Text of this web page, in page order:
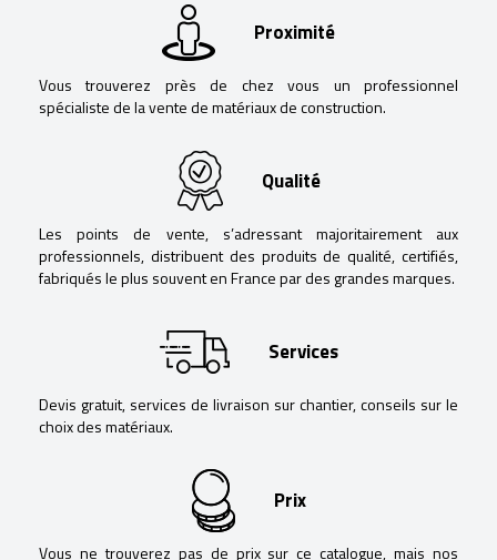
Proximité
Vous trouverez près de chez vous un professionnel
spécialiste de la vente de matériaux de construction.
Qualité
Les points de vente, s’adressant majoritairement aux
professionnels, distribuent des produits de qualité, certifiés,
fabriqués le plus souvent en France par des grandes marques.
Services
Devis gratuit, services de livraison sur chantier, conseils sur le
choix des matériaux.
Prix
Vous ne trouverez pas de prix sur ce catalogue, mais nos